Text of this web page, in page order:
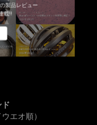
製品レビュー
載!!
エオ順）